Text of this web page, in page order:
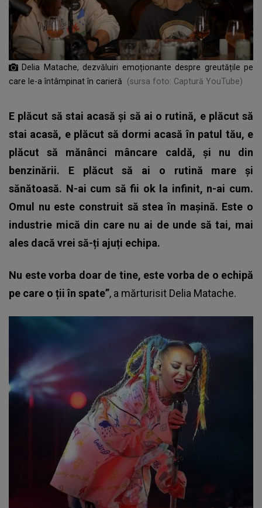
Delia Matache, dezvăluiri emoționante despre greutățile pe
care le-a întâmpinat în carieră
(sursa foto: Captură YouTube)
E plăcut să stai acasă și să ai o rutină, e plăcut să
stai acasă, e plăcut să dormi acasă în patul tău, e
plăcut să mănânci mâncare caldă, și nu din
benzinării. E plăcut să ai o rutină mare și
sănătoasă. N-ai cum să fii ok la infinit, n-ai cum.
Omul nu este construit să stea în mașină. Este o
industrie mică din care nu ai de unde să tai, mai
ales dacă vrei să-ți ajuți echipa.
Nu este vorba doar de tine, este vorba de o echipă
pe care o ții în spate”, a mărturisit Delia Matache.